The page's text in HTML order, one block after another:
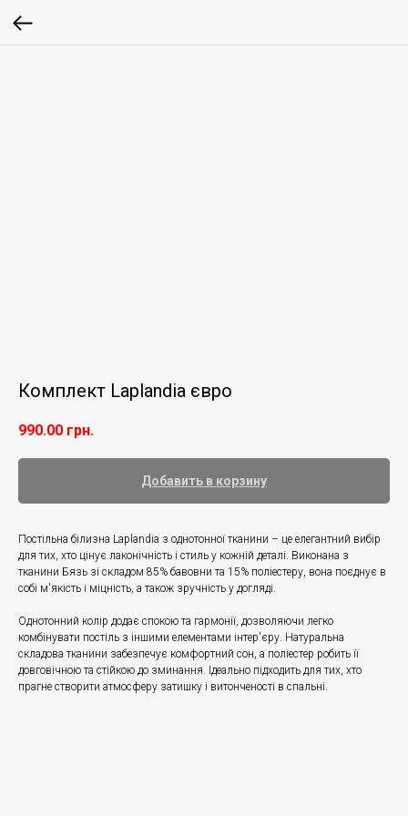
Комплект Laplandia євро
990.00 грн.
Добавить в корзину
Постільна білизна Laplandia з однотонної тканини – це елегантний вибір
для тих, хто цінує лаконічність і стиль у кожній деталі. Виконана з
тканини Бязь зі складом 85% бавовни та 15% поліестеру, вона поєднує в
собі м'якість і міцність, а також зручність у догляді.
Однотонний колір додає спокою та гармонії, дозволяючи легко
комбінувати постіль з іншими елементами інтер'єру. Натуральна
складова тканини забезпечує комфортний сон, а поліестер робить її
довговічною та стійкою до зминання. Ідеально підходить для тих, хто
прагне створити атмосферу затишку і витонченості в спальні.